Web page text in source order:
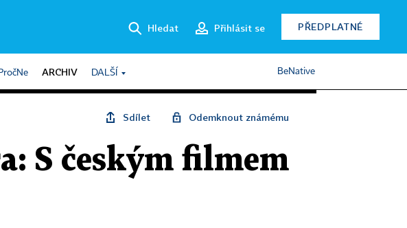
Hledat Přihlásit se PŘEDPLATNÉ
PročNe ARCHIV DALŠÍ BeNative
Sdílet Odemknout známému
S českým filmem